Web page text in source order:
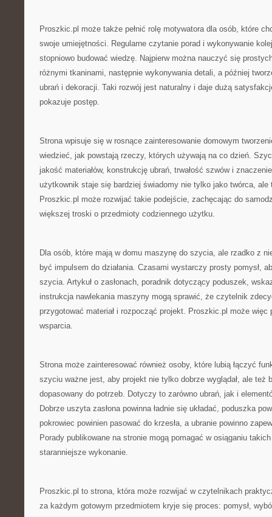
Proszkic.pl może także pełnić rolę motywatora dla osób, które
swoje umiejętności. Regularne czytanie porad i wykonywanie
stopniowo budować wiedzę. Najpierw można nauczyć się
różnymi tkaninami, następnie wykonywania detali, a później
ubrań i dekoracji. Taki rozwój jest naturalny i daje dużą
pokazuje postęp.
Strona wpisuje się w rosnące zainteresowanie domowym
wiedzieć, jak powstają rzeczy, których używają na co dzień.
jakość materiałów, konstrukcję ubrań, trwałość szwów i
użytkownik staje się bardziej świadomy nie tylko jako twórca, ale
Proszkic.pl może rozwijać takie podejście, zachęcając do
większej troski o przedmioty codziennego użytku.
Dla osób, które mają w domu maszynę do szycia, ale rzadko z
być impulsem do działania. Czasami wystarczy prosty pomysł,
szycia. Artykuł o zasłonach, poradnik dotyczący poduszek,
instrukcja nawlekania maszyny mogą sprawić, że czytelnik
przygotować materiał i rozpocząć projekt. Proszkic.pl może więc
wsparcia.
Strona może zainteresować również osoby, które lubią łączyć
szyciu ważne jest, aby projekt nie tylko dobrze wyglądał, ale też
dopasowany do potrzeb. Dotyczy to zarówno ubrań, jak i
Dobrze uszyta zasłona powinna ładnie się układać, poduszka
pokrowiec powinien pasować do krzesła, a ubranie powinno
Porady publikowane na stronie mogą pomagać w osiąganiu
staranniejsze wykonanie.
Proszkic.pl to strona, która może rozwijać w czytelnikach
za każdym gotowym przedmiotem kryje się proces: pomysł,